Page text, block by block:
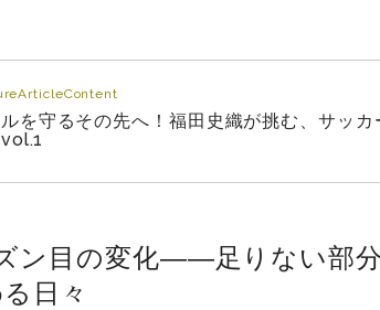
を守るその先へ！福田史織が挑む、サッ
ン目の変化――足りない部
日々